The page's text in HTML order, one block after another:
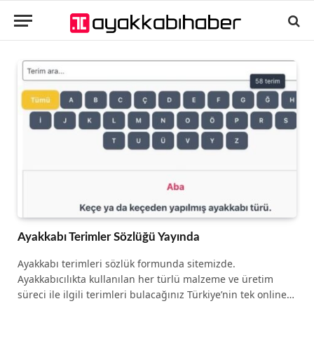
Ayakkabı Terimler Sözlüğü Yayında
Ayakkabı terimleri sözlük formunda sitemizde.
Ayakkabıcılıkta kullanılan her türlü malzeme ve üretim
süreci ile ilgili terimleri bulacağınız Türkiye’nin tek online…